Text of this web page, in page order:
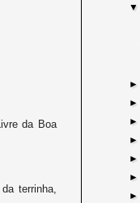
da Boa
terrinha,
▼
►
►
►
►
►
►
►